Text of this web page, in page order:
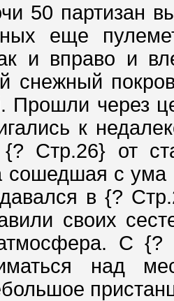
50 партизан
еще
и вправо и
снежный
Прошли через
к
Стр.26} от
с ума
в {?
своих
С {?
над